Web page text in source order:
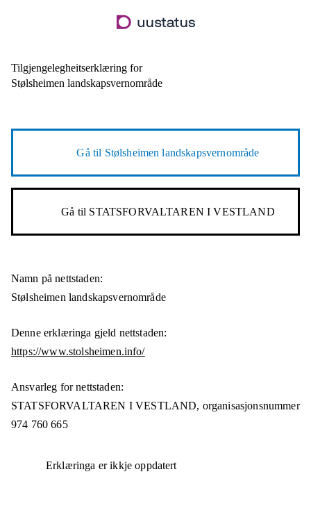
til
Tilgjengelegheitserklæring for
Stølsheimen landskapsvernområde
Gå til Stølsheimen landskapsvernområde
Gå til STATSFORVALTAREN I VESTLAND
Namn på nettstaden:
Stølsheimen landskapsvernområde
Denne erklæringa gjeld nettstaden:
https://www.stolsheimen.info/
Ansvarleg for nettstaden:
STATSFORVALTAREN I VESTLAND, organisasjonsnummer
974 760 665
Erklæringa er ikkje oppdatert